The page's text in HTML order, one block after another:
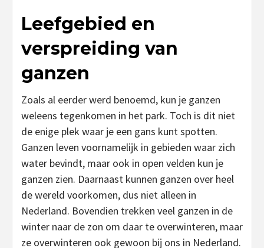
Leefgebied en
verspreiding van
ganzen
Zoals al eerder werd benoemd, kun je ganzen
weleens tegenkomen in het park. Toch is dit niet
de enige plek waar je een gans kunt spotten.
Ganzen leven voornamelijk in gebieden waar zich
water bevindt, maar ook in open velden kun je
ganzen zien. Daarnaast kunnen ganzen over heel
de wereld voorkomen, dus niet alleen in
Nederland. Bovendien trekken veel ganzen in de
winter naar de zon om daar te overwinteren, maar
ze overwinteren ook gewoon bij ons in Nederland.